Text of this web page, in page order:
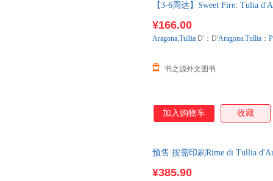
【3-6周达】Sweet Fire: Tulia
¥166.00
书之源外文图书
Aragona,Tullia D'；D'Aragona,Tullia ；
加入购物车 收藏
预售 按需印刷Rime di Tullia
¥385.90